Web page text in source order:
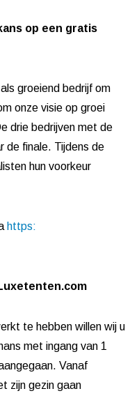
op een gratis
groeiend bedrijf om
onze visie op groei
drie bedrijven met de
de finale. Tijdens de
hun voorkeur
https:
te hebben willen wij u
met ingang van 1
Vanaf
zijn gezin gaan